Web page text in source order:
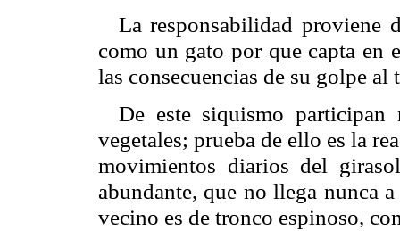
La responsabilidad proviene
como un gato por que capta en
las consecuencias de su golpe al
De este siquismo
vegetales; prueba de ello es la
movimientos diarios del
abundante, que no llega nunca
vecino es de tronco espinoso,